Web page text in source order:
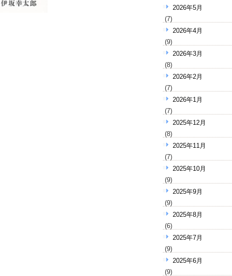
2026年5月
(7)
2026年4月
(9)
2026年3月
(8)
2026年2月
(7)
2026年1月
(7)
2025年12月
(8)
2025年11月
(7)
2025年10月
(9)
2025年9月
(9)
2025年8月
(6)
2025年7月
(9)
2025年6月
(9)